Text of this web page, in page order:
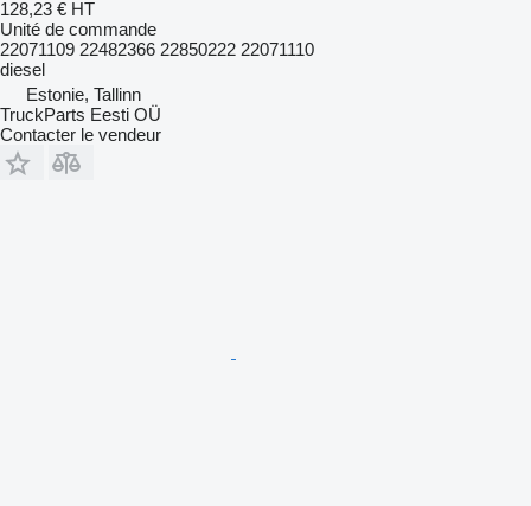
128,23 € HT
Unité de commande
22071109 22482366 22850222 22071110
diesel
Estonie, Tallinn
TruckParts Eesti OÜ
Contacter le vendeur